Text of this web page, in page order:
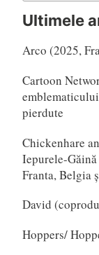
Ultimele
Arco (2025,
Cartoon
pierdute
Chickenhare
Iepurele-
Franta, Belgia
David
Hoppers/